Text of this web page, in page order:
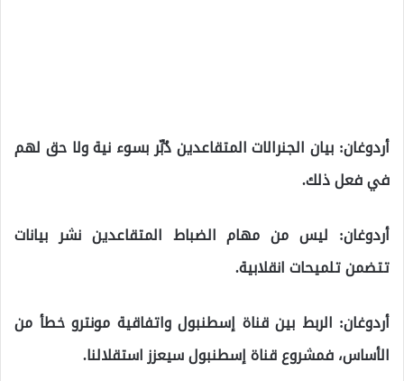
‌‎أردوغان: بيان الجنرالات المتقاعدين دُبِّر بسوء نية ولا حق لهم
في فعل ذلك.
أردوغان: ليس من مهام الضباط المتقاعدين نشر بيانات
تتضمن تلميحات انقلابية.
‌‎أردوغان: الربط بين قناة إسطنبول واتفاقية مونترو خطأ من
الأساس، فمشروع قناة إسطنبول سيعزز استقلالنا.